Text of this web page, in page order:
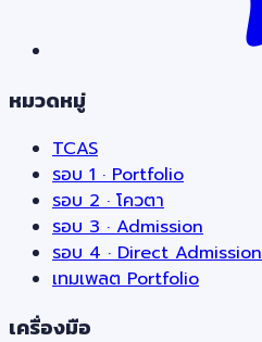
หมวดหมู่
TCAS
รอบ 1 · Portfolio
รอบ 2 · โควตา
รอบ 3 · Admission
รอบ 4 · Direct Admission
เทมเพลต Portfolio
เครื่องมือ